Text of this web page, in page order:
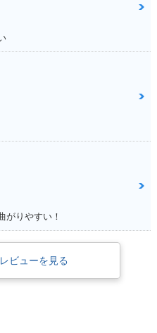
がりやすい！
ビューを見る